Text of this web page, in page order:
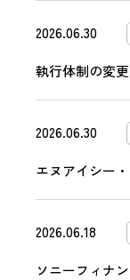
2026.06.30
執行体制の変
2026.06.30
エヌアイシー
2026.06.18
ソニーフィナ